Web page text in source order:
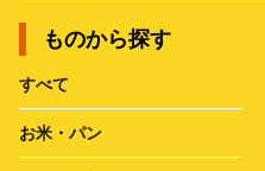
ものから探す
すべて
お米・パン